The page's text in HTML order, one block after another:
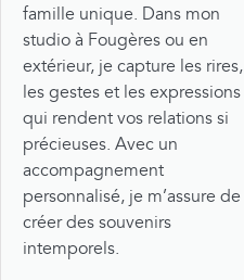
famille unique. Dans mon
studio à Fougères ou en
extérieur, je capture les rires,
les gestes et les expressions
qui rendent vos relations si
précieuses. Avec un
accompagnement
personnalisé, je m’assure de
créer des souvenirs
intemporels.